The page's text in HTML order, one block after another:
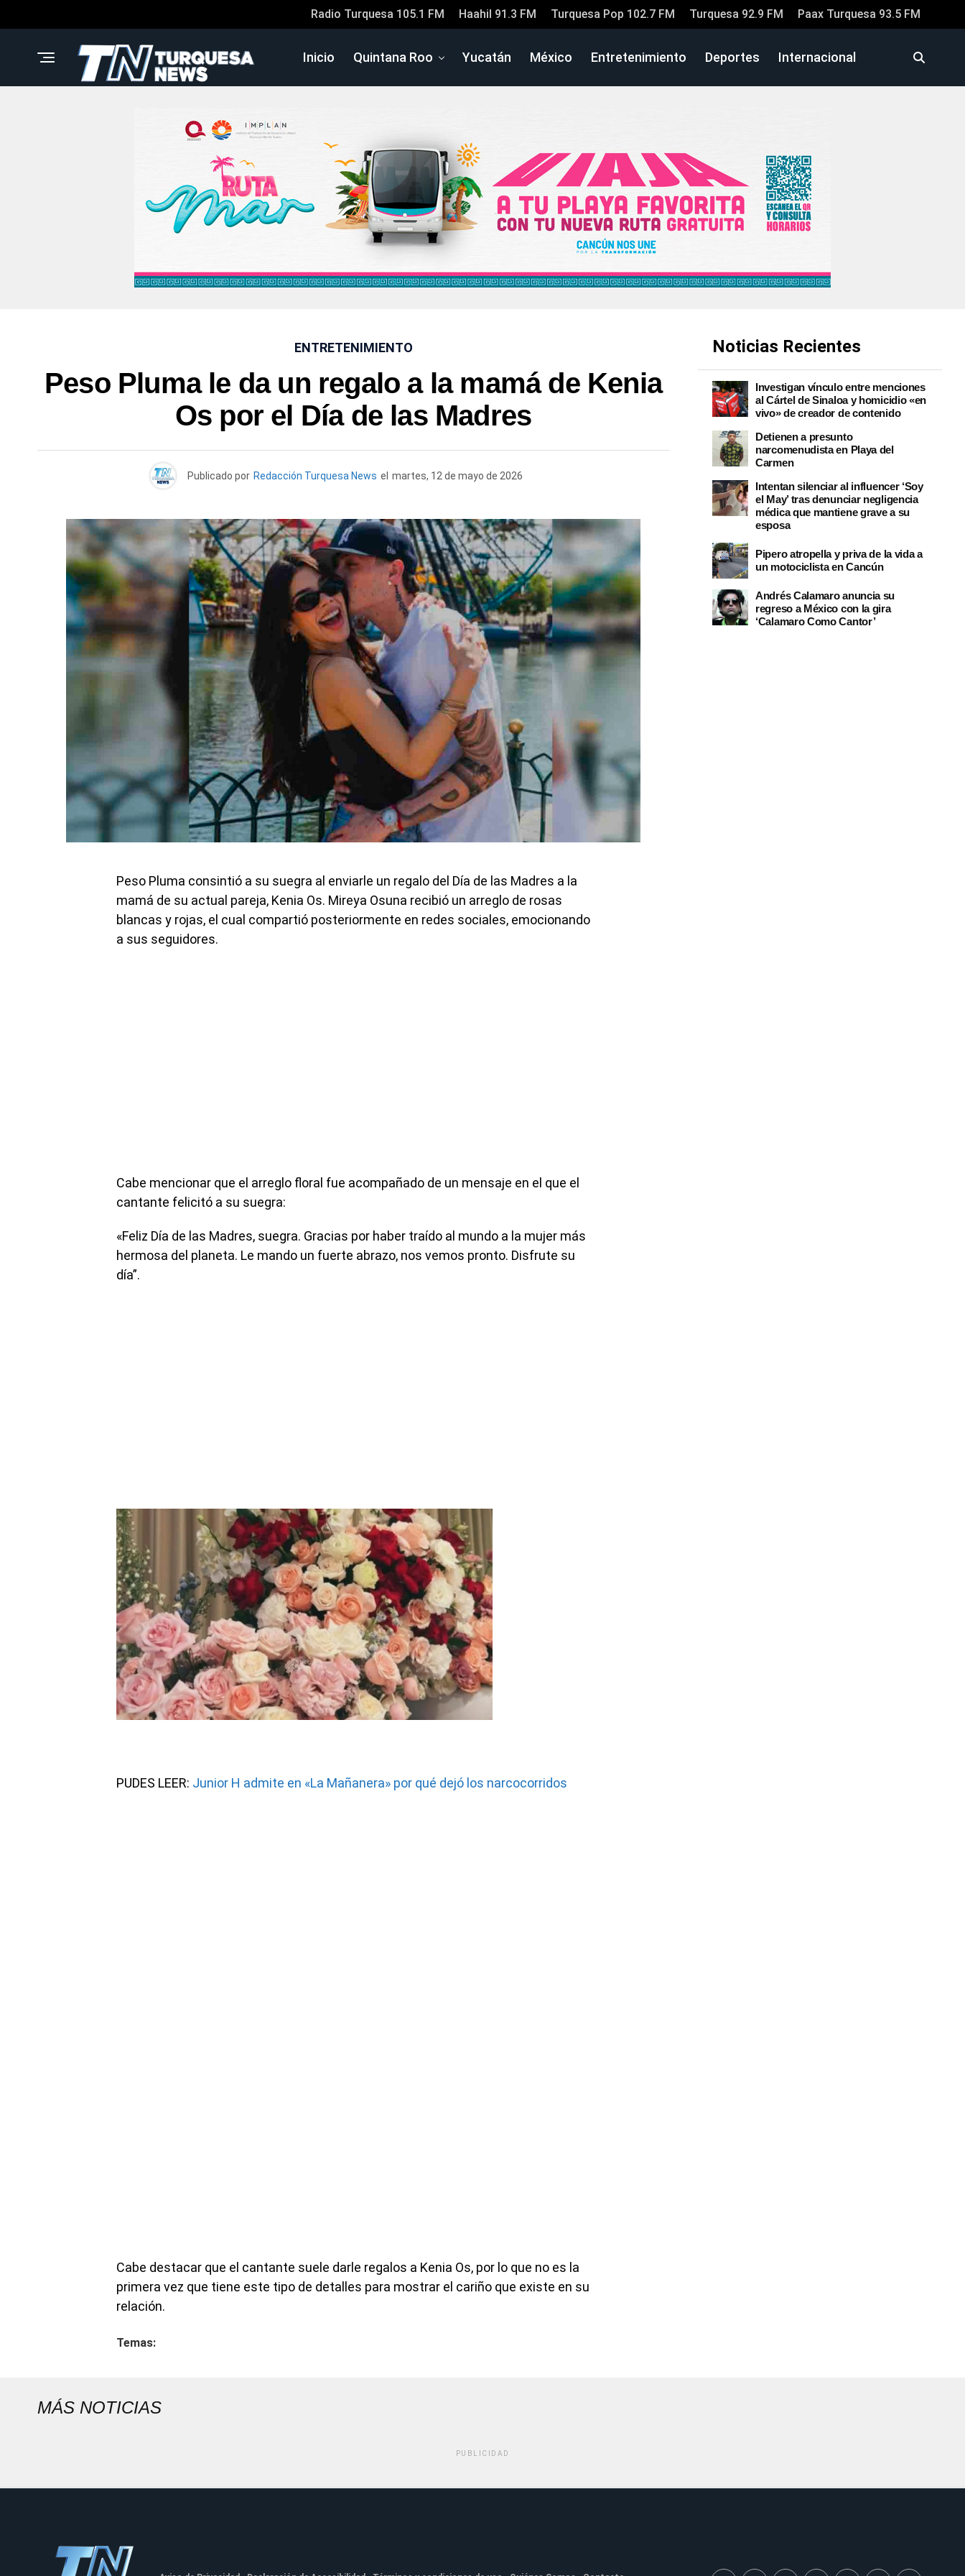
Radio Turquesa 105.1 FM Haahil 91.3 FM Turquesa Pop 102.7 FM Turquesa 92.9 FM Paax Turquesa 93.5 FM
Inicio Quintana Roo Yucatán México Entretenimiento Deportes Internacional
ENTRETENIMIENTO
Peso Pluma le da un regalo a la mamá de Kenia
Os por el Día de las Madres
Publicado por Redacción Turquesa News el martes, 12 de mayo de 2026
Peso Pluma consintió a su suegra al enviarle un regalo del Día de las Madres a la
mamá de su actual pareja, Kenia Os. Mireya Osuna recibió un arreglo de rosas
blancas y rojas, el cual compartió posteriormente en redes sociales, emocionando
a sus seguidores.
Cabe mencionar que el arreglo floral fue acompañado de un mensaje en el que el
cantante felicitó a su suegra:
«Feliz Día de las Madres, suegra. Gracias por haber traído al mundo a la mujer más
hermosa del planeta. Le mando un fuerte abrazo, nos vemos pronto. Disfrute su
día”.
PUDES LEER: Junior H admite en «La Mañanera» por qué dejó los narcocorridos
Cabe destacar que el cantante suele darle regalos a Kenia Os, por lo que no es la
primera vez que tiene este tipo de detalles para mostrar el cariño que existe en su
relación.
Temas:
Noticias Recientes
Investigan vínculo entre menciones
al Cártel de Sinaloa y homicidio «en
vivo» de creador de contenido
Detienen a presunto
narcomenudista en Playa del
Carmen
Intentan silenciar al influencer ‘Soy
el May’ tras denunciar negligencia
médica que mantiene grave a su
esposa
Pipero atropella y priva de la vida a
un motociclista en Cancún
Andrés Calamaro anuncia su
regreso a México con la gira
‘Calamaro Como Cantor’
MÁS NOTICIAS
PUBLICIDAD